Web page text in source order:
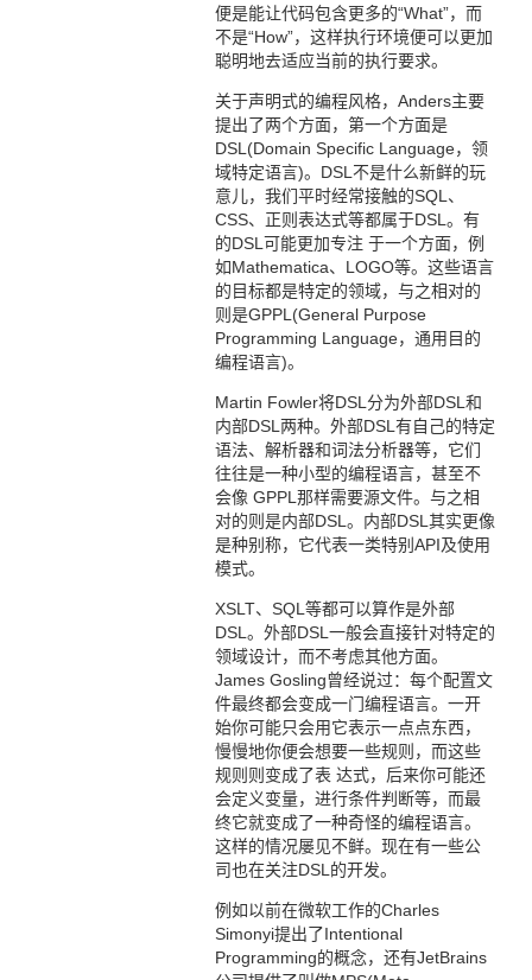
便是能让代码包含更多的“What”，而
不是“How”，这样执行环境便可以更加
聪明地去适应当前的执行要求。
关于声明式的编程风格，Anders主要
提出了两个方面，第一个方面是
DSL(Domain Specific Language，领
域特定语言)。DSL不是什么新鲜的玩
意儿，我们平时经常接触的SQL、
CSS、正则表达式等都属于DSL。有
的DSL可能更加专注 于一个方面，例
如Mathematica、LOGO等。这些语言
的目标都是特定的领域，与之相对的
则是GPPL(General Purpose
Programming Language，通用目的
编程语言)。
Martin Fowler将DSL分为外部DSL和
内部DSL两种。外部DSL有自己的特定
语法、解析器和词法分析器等，它们
往往是一种小型的编程语言，甚至不
会像 GPPL那样需要源文件。与之相
对的则是内部DSL。内部DSL其实更像
是种别称，它代表一类特别API及使用
模式。
XSLT、SQL等都可以算作是外部
DSL。外部DSL一般会直接针对特定的
领域设计，而不考虑其他方面。
James Gosling曾经说过：每个配置文
件最终都会变成一门编程语言。一开
始你可能只会用它表示一点点东西，
慢慢地你便会想要一些规则，而这些
规则则变成了表 达式，后来你可能还
会定义变量，进行条件判断等，而最
终它就变成了一种奇怪的编程语言。
这样的情况屡见不鲜。现在有一些公
司也在关注DSL的开发。
例如以前在微软工作的Charles
Simonyi提出了Intentional
Programming的概念，还有JetBrains